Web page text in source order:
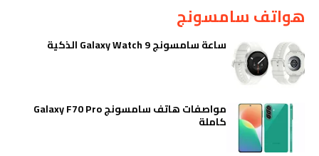
هواتف سامسونج
ساعة سامسونج Galaxy Watch 9 الذكية
مواصفات هاتف سامسونج Galaxy F70 Pro
كاملة